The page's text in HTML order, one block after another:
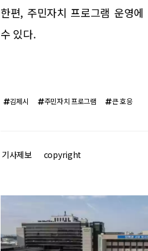
한편, 주민자치 프로그램 운영
수 있다.
김제시 주민자치 프로그램 큰 호응
기사제보 copyright
관련기사